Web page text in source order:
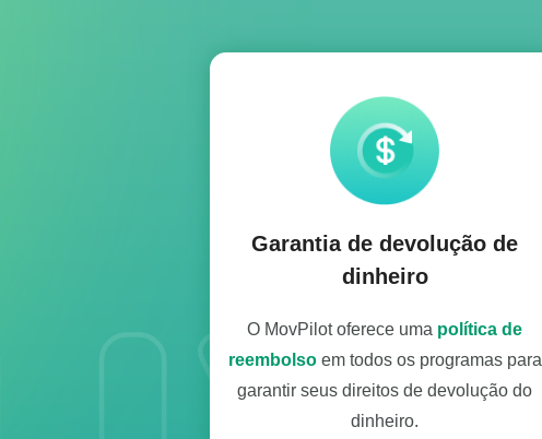
Garantia de devolução de
dinheiro
O MovPilot oferece uma política de
reembolsoem todos os programas para
garantir seus direitos de devolução do
dinheiro.